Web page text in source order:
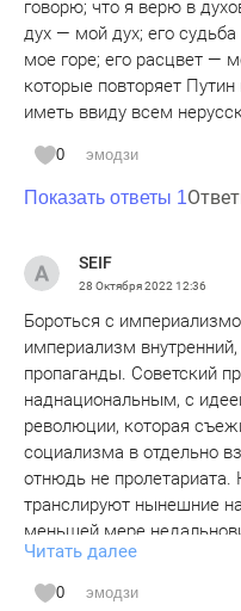
говорю; что я верю в
дух — мой дух; его
мое горе; его расцвет —
которые повторяет
иметь ввиду всем
0 эмодзи
Показать ответы 1
SEIF
28 Октября 2022 12:36
Бороться с
империализм
пропаганды. Советский
наднациональным, с
революции, которая
социализма в отдельно
отнюдь не пролетариата.
транслируют нынешние
меньшей мере
хорошо видно по итогам
империи. Поэтому
Читать далее
0 эмодзи